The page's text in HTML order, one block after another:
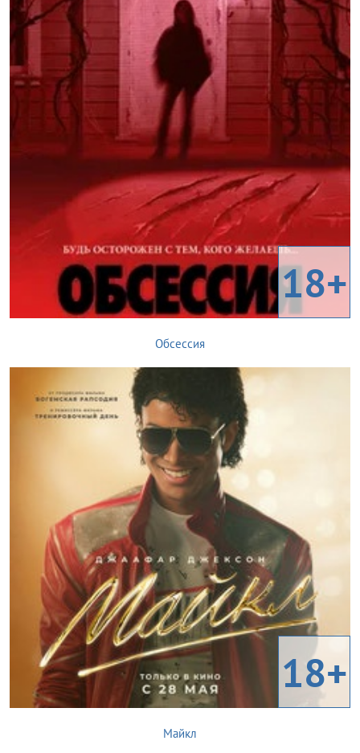
18+
Обсессия
18+
Майкл